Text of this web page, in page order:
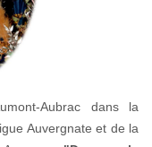
Aubrac dans la
Auvergnate et de la